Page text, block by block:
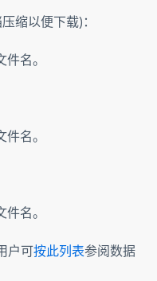
缩以便下载)：
名。
名。
名。
户可按此列表参阅数据